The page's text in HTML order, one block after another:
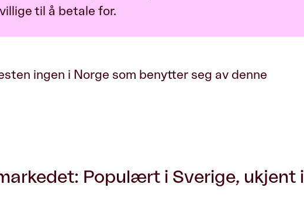
til å betale for.
ingen i Norge som benytter seg av denne
Populært i Sverige, ukjent i